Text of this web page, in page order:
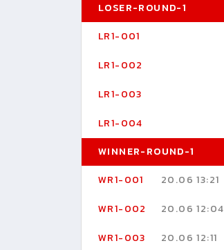
LOSER-ROUND-1
LR1-001
LR1-002
LR1-003
LR1-004
WINNER-ROUND-1
WR1-001
20.06 13:21
WR1-002 20.06 12:04
WR1-003 20.06 12:11